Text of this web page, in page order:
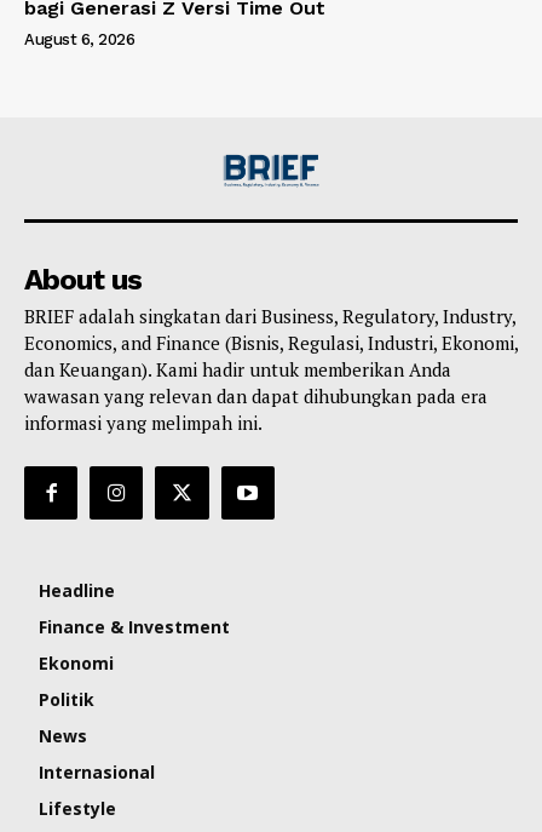
bagi Generasi Z Versi Time Out
August 6, 2026
About us
BRIEF adalah singkatan dari Business, Regulatory, Industry,
Economics, and Finance (Bisnis, Regulasi, Industri, Ekonomi,
dan Keuangan). Kami hadir untuk memberikan Anda
wawasan yang relevan dan dapat dihubungkan pada era
informasi yang melimpah ini.
Headline
Finance & Investment
Ekonomi
Politik
News
Internasional
Lifestyle